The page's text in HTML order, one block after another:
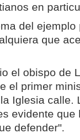
en
del ejemplo
que
el obispo de
el primer
Iglesia calle.
evidente
defender".